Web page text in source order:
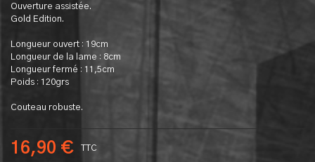
Ouverture assistée.
Gold Edition.
Longueur ouvert : 19cm
Longueur de la lame : 8cm
Longueur fermé : 11,5cm
Poids : 120grs
Couteau robuste.
16,90 € TTC